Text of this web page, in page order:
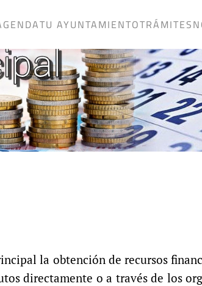
TU AYUNTAMIENTOTRÁMITES
la obtención de recursos
directamente o a través de los